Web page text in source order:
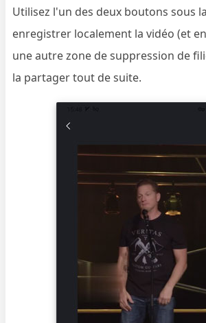
Utilisez l'un des deux boutons sous
enregistrer localement la vidéo (et
une autre zone de suppression de
la partager tout de suite.